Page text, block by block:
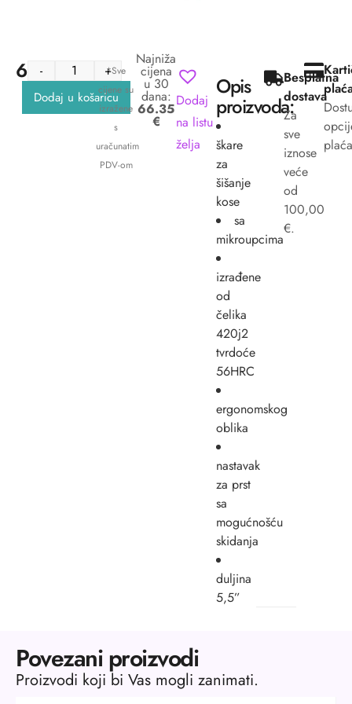
66.35 €
-
+
Dodaj u košaricu
*Sve
cijene su
izražene
s
uračunatim
PDV-om
Najniža
cijena
u 30
dana:
66.35
€
Dodaj
na listu
želja
Opis
proizvoda:
škare
za
šišanje
kose
sa
mikroupcima
izrađene
od
čelika
420j2
tvrdoće
56HRC
ergonomskog
oblika
nastavak
za prst
sa
mogućnošću
skidanja
duljina
5,5”
Besplatna
dostava
Za
sve
iznose
veće
od
100,00
€.
Povezani proizvodi
Proizvodi koji bi Vas mogli zanimati.